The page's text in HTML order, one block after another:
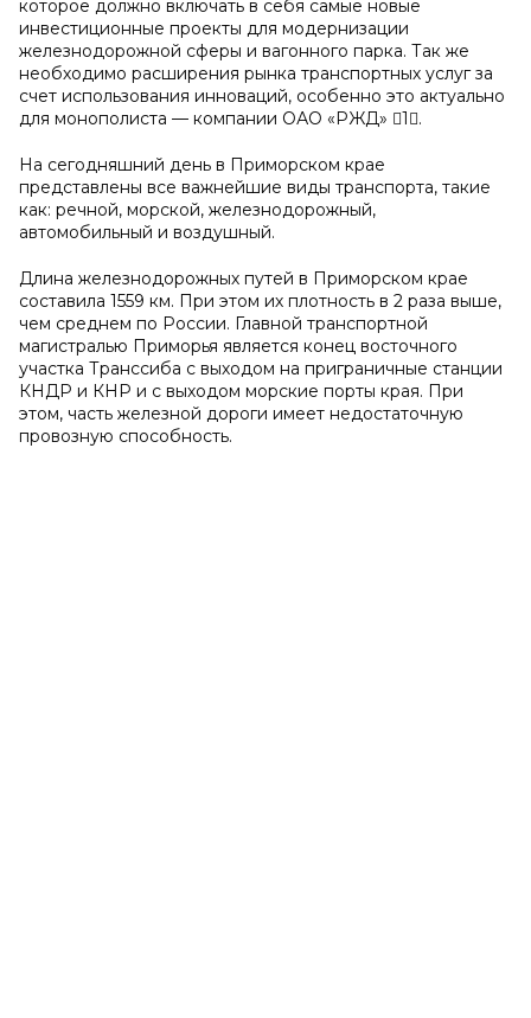
которое должно включать в себя самые новые
инвестиционные проекты для модернизации
железнодорожной сферы и вагонного парка. Так же
необходимо расширения рынка транспортных услуг за
счет использования инноваций, особенно это актуально
для монополиста — компании ОАО «РЖД» 1.
На сегодняшний день в Приморском крае
представлены все важнейшие виды транспорта, такие
как: речной, морской, железнодорожный,
автомобильный и воздушный.
Длина железнодорожных путей в Приморском крае
составила 1559 км. При этом их плотность в 2 раза выше,
чем среднем по России. Главной транспортной
магистралью Приморья является конец восточного
участка Транссиба с выходом на приграничные станции
КНДР и КНР и с выходом морские порты края. При
этом, часть железной дороги имеет недостаточную
провозную способность.